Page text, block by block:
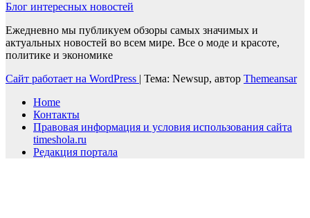
Блог интересных новостей
Ежедневно мы публикуем обзоры самых значимых и
актуальных новостей во всем мире. Все о моде и красоте,
политике и экономике
Сайт работает на WordPress
Тема: Newsup, автор Themeansar
Home
Контакты
Правовая информация и условия использования сайта
timeshola.ru
Редакция портала